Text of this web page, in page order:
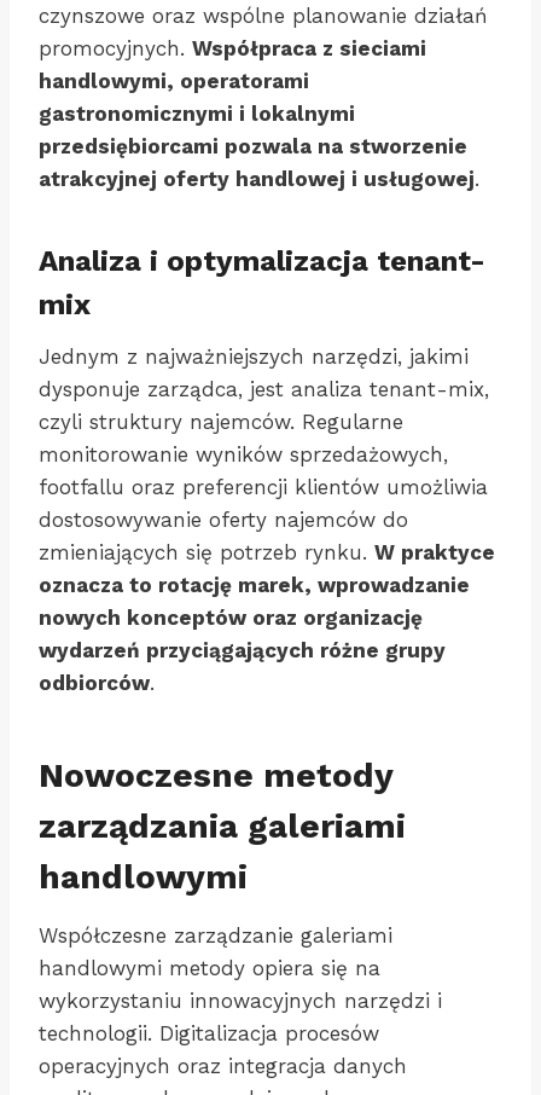
czynszowe oraz wspólne planowanie działań
promocyjnych. Współpraca z sieciami
handlowymi, operatorami
gastronomicznymi i lokalnymi
przedsiębiorcami pozwala na stworzenie
atrakcyjnej oferty handlowej i usługowej.
Analiza i optymalizacja tenant-
mix
Jednym z najważniejszych narzędzi, jakimi
dysponuje zarządca, jest analiza tenant-mix,
czyli struktury najemców. Regularne
monitorowanie wyników sprzedażowych,
footfallu oraz preferencji klientów umożliwia
dostosowywanie oferty najemców do
zmieniających się potrzeb rynku. W praktyce
oznacza to rotację marek, wprowadzanie
nowych konceptów oraz organizację
wydarzeń przyciągających różne grupy
odbiorców.
Nowoczesne metody
zarządzania galeriami
handlowymi
Współczesne zarządzanie galeriami
handlowymi metody opiera się na
wykorzystaniu innowacyjnych narzędzi i
technologii. Digitalizacja procesów
operacyjnych oraz integracja danych